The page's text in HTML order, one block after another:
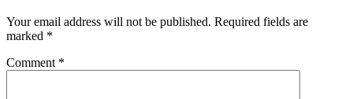
Your email address will not be published. Required fields are
marked *
Comment *